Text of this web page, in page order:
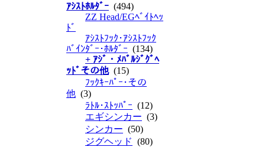
ｱｼｽﾄﾎﾙﾀﾞｰ (494)
ZZ Head/EGﾍﾞｲﾄﾍｯ
ﾄﾞ
ｱｼｽﾄﾌｯｸ･ｱｼｽﾄﾌｯｸ
ﾊﾞｲﾝﾀﾞｰ･ﾎﾙﾀﾞｰ (134)
+ ｱｼﾞ・ﾒﾊﾞﾙｼﾞｸﾞﾍ
ｯﾄﾞその他(15)
ﾌｯｸｷｰﾊﾟｰ･その
他 (3)
ﾗﾄﾙ･ｽﾄｯﾊﾟｰ (12)
エギシンカー (3)
シンカー (50)
ジグヘッド (80)